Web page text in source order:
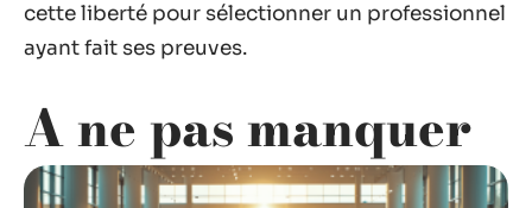
cette liberté pour sélectionner un professionnel
ayant fait ses preuves.
A ne pas manquer